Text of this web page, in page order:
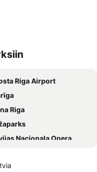
Riga Airport
Riga
Nacionala Opera
Exhibition Centre Kipsala